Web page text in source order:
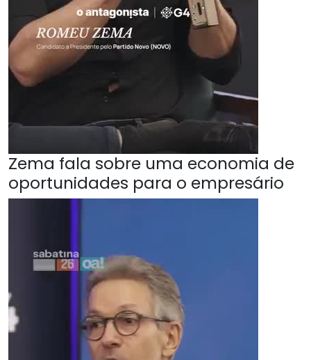
Zema fala sobre uma economia de
oportunidades para o empresário